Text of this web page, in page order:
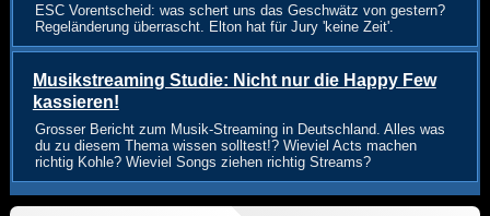
ESC Vorentscheid: was schert uns das Geschwätz von gestern?
Regeländerung überrascht. Elton hat für Jury 'keine Zeit'.
Musikstreaming Studie: Nicht nur die Happy Few
kassieren!
Grosser Bericht zum Musik-Streaming in Deutschland. Alles was
du zu diesem Thema wissen solltest!? Wieviel Acts machen
richtig Kohle? Wieviel Songs ziehen richtig Streams?